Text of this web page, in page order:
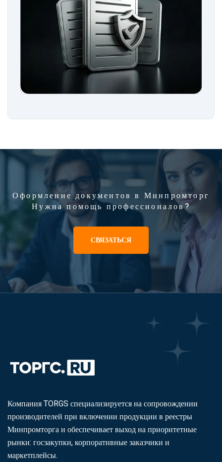
Оформление документов в Минпромторг
Нужна помощь профессионалов?
СВЯЗАТЬСЯ
Компания TORGS специализируется на сопровождении
производителей при включении продукции в реестры
Минпромторга и обеспечивает выход на приоритетные
рынки: госзакупки, корпоративные заказчики и
маркетплейсы.